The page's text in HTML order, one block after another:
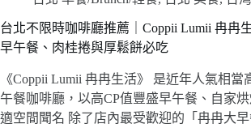
台北不限時咖啡廳推薦｜Coppii Lumii 冉冉
早午餐、肉桂捲與厚鬆餅必吃
《Coppii Lumii 冉冉生活》 是近年人氣相當
午餐咖啡廳，以高CP值豐盛早午餐、自家
適空間聞名 除了店內最受歡迎的「冉冉大早